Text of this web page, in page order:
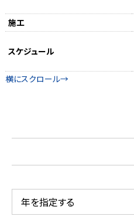
施工
スケジュール
年を指定する